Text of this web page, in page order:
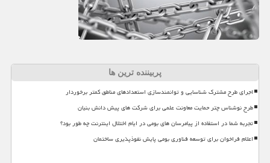
پربیننده ترین ها
اجرای طرح مشترک شناسایی و توانمندسازی استعدادهای مناطق کمتر برخوردار
طرح نوشناس چتر حمایت معاونت علمی برای شرکت های پیش دانش بنیان
تجربه شما در استفاده از پیامرسان های بومی در ایام اختلال اینترنت چه طور بود؟
اعلام فراخوان برای توسعه فناوری بومی پایش نفوذپذیری ساختمان